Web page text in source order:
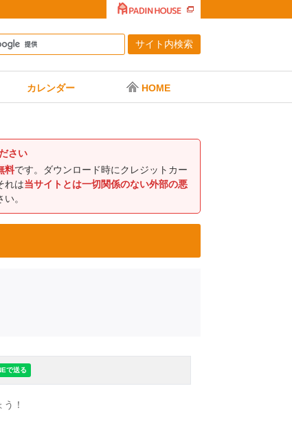
カレンダー HOME
さい
料です。ダウンロード時にクレジットカー
れは当サイトとは一切関係のない外部の悪
。
！